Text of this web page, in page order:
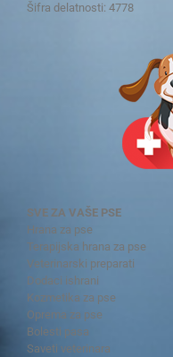
Šifra delatnosti: 4778
SVE ZA VAŠE PSE
Hrana za pse
Terapijska hrana za pse
Veterinarski preparati
Dodaci ishrani
Kozmetika za pse
Oprema za pse
Bolesti pasa
Saveti veterinara